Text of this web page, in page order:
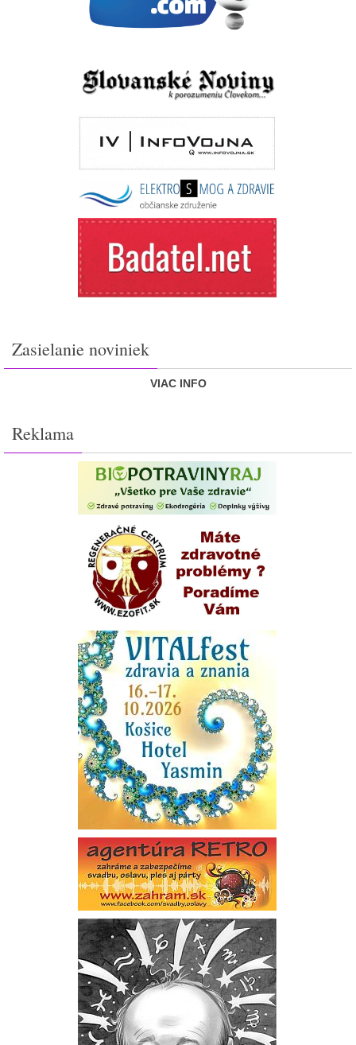
Zasielanie noviniek
VIAC INFO
Reklama